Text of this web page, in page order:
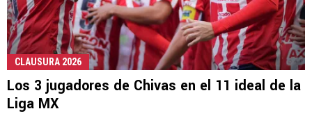
CLAUSURA 2026
Los 3 jugadores de Chivas en el 11 ideal de la
Liga MX